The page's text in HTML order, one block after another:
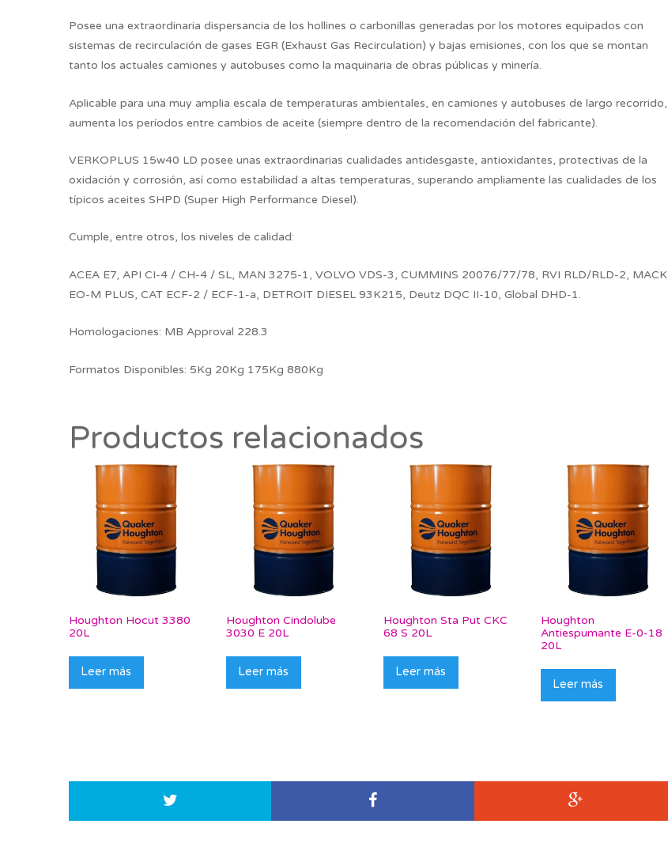
Posee una extraordinaria dispersancia de los hollines o carbonillas generadas por los motores equipados con
sistemas de recirculación de gases EGR (Exhaust Gas Recirculation) y bajas emisiones, con los que se montan
tanto los actuales camiones y autobuses como la maquinaria de obras públicas y minería.
Aplicable para una muy amplia escala de temperaturas ambientales, en camiones y autobuses de largo recorrido,
aumenta los períodos entre cambios de aceite (siempre dentro de la recomendación del fabricante).
VERKOPLUS 15w40 LD posee unas extraordinarias cualidades antidesgaste, antioxidantes, protectivas de la
oxidación y corrosión, así como estabilidad a altas temperaturas, superando ampliamente las cualidades de los
típicos aceites SHPD (Super High Performance Diesel).
Cumple, entre otros, los niveles de calidad:
ACEA E7, API CI-4 / CH-4 / SL, MAN 3275-1, VOLVO VDS-3, CUMMINS 20076/77/78, RVI RLD/RLD-2, MACK
EO-M PLUS, CAT ECF-2 / ECF-1-a, DETROIT DIESEL 93K215, Deutz DQC II-10, Global DHD-1.
Homologaciones: MB Approval 228.3
Formatos Disponibles: 5Kg 20Kg 175Kg 880Kg
Productos relacionados
Houghton Hocut 3380
20L
Leer más
Houghton Cindolube
3030 E 20L
Leer más
Houghton Sta Put CKC
68 S 20L
Leer más
Houghton
Antiespumante E-0-18
20L
Leer más